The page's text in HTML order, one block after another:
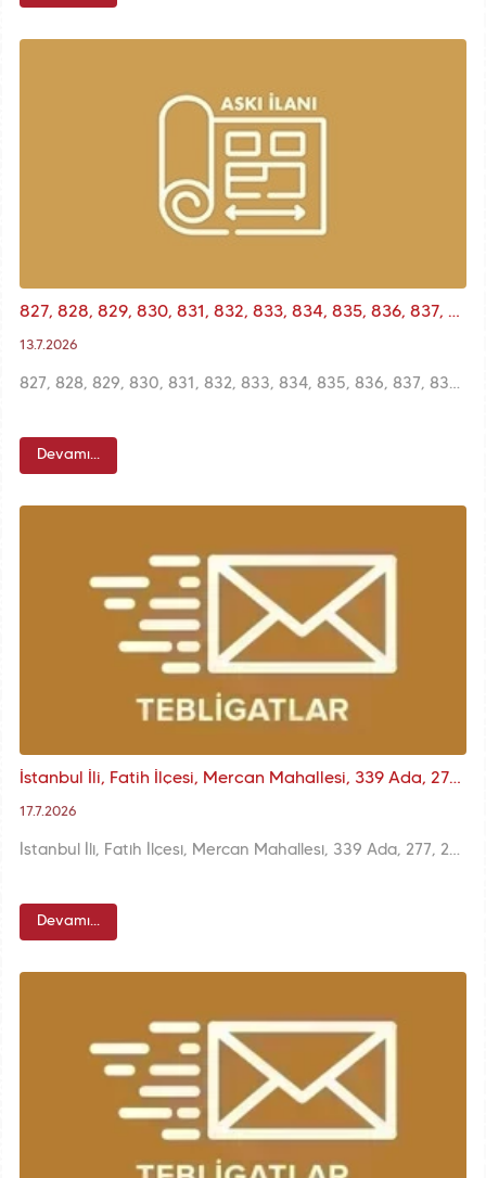
827, 828, 829, 830, 831, 832, 833, 834, 835, 836, 837, 838, 839 Adalar, 838 Adanın Bir Kısmı ve Bir Kısım Kadastral Yol Alanına İlişkin Askı İlanı
13.7.2026
827, 828, 829, 830, 831, 832, 833, 834, 835, 836, 837, 838, 839 Adalar, 838 Adanın Bir Kısmı ve Bir Kısım Kadastral Yol Alanına İlişkin KUİP- 341105647 Plan İşlem Numaralı 1/1000 Ölçekli KAUİP Teklifi
Devamı...
İstanbul İli, Fatih İlçesi, Mercan Mahallesi, 339 Ada, 277, 279 Parseller Kurul Kararı
17.7.2026
İstanbul İli, Fatih İlçesi, Mercan Mahallesi, 339 Ada, 277, 279 Parseller Kurul Kararı
Devamı...